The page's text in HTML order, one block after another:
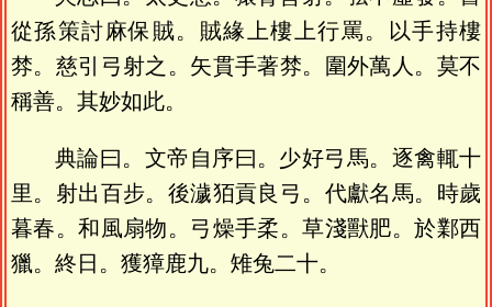
從孫策討麻保賊。賊緣上樓上行罵。以手持樓
棼。慈引弓射之。矢貫手著棼。圍外萬人。莫不
稱善。其妙如此。
典論曰。文帝自序曰。少好弓馬。逐禽輒十
里。射出百步。後濊㹮貢良弓。代獻名馬。時歲
暮春。和風扇物。弓燥手柔。草淺獸肥。於鄴西
獵。終日。獲獐鹿九。雉兔二十。